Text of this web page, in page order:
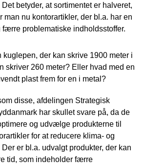
betyder, at sortimentet er halveret,
nu kontorartikler, der bl.a. har en
problematiske indholdsstoffer.
kuglepen, der kan skrive 1900 meter i
skriver 260 meter? Eller hvad med en
plast frem for en i metal?
disse, afdelingen Strategisk
har skullet svare på, da de
og udvælge produkterne til
for at reducere klima- og
er bl.a. udvalgt produkter, der kan
tid, som indeholder færre